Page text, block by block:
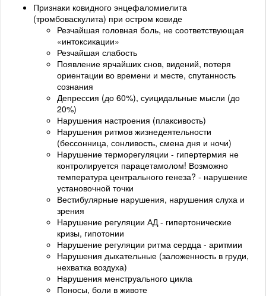
Признаки ковидного энцефаломиелита
(тромбоваскулита) при остром ковиде
Резчайшая головная боль, не соответствующая
«интоксикации»
Резчайшая слабость
Появление ярчайших снов, видений, потеря
ориентации во времени и месте, спутанность
сознания
Депрессия (до 60%), суицидальные мысли (до
20%)
Нарушения настроения (плаксивость)
Нарушения ритмов жизнедеятельности
(бессонница, сонливость, смена дня и ночи)
Нарушение терморегуляции - гипертермия не
контролируется парацетамолом! Возможно
температура центрального генеза? - нарушение
установочной точки
Вестибулярные нарушения, нарушения слуха и
зрения
Нарушение регуляции АД - гипертонические
кризы, гипотонии
Нарушение регуляции ритма сердца - аритмии
Нарушения дыхательные (заложенность в груди,
нехватка воздуха)
Нарушения менструального цикла
Поносы, боли в животе